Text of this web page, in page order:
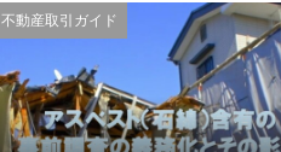
不動産取引ガイド